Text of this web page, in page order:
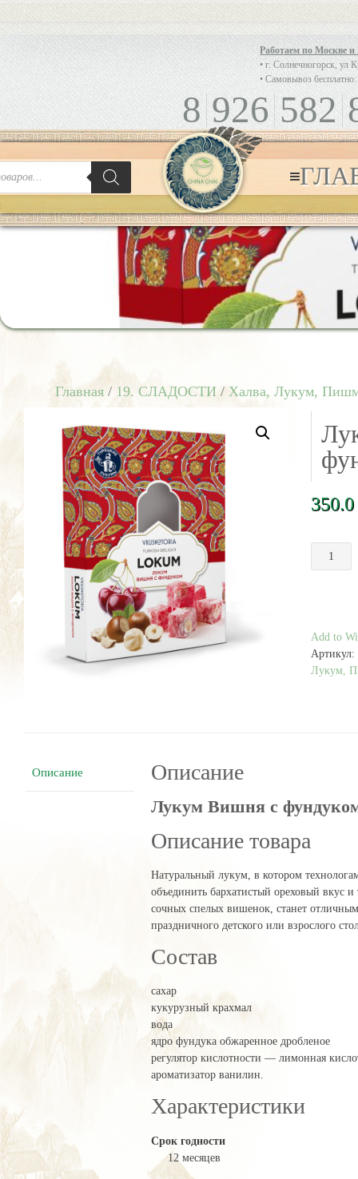
Работаем по Москве
• г. Солнечногорск, ул
• Самовывоз
8 926 582
Главная / 19. СЛАДОСТИ / Халва, Лукум,
350.0
товара
фундуком
250
г
Add to
Артикул:
Лукум,
Описание Описание
Лукум Вишня с
Описание товара
Натуральный лукум, в котором
объединить бархатистый ореховый вкус и
сочных спелых вишенок, станет
праздничного детского или взрослого
Состав
сахар
кукурузный крахмал
вода
ядро фундука обжаренное дробленое
регулятор кислотности — лимонная
ароматизатор ванилин.
Характеристики
Срок годности
12 месяцев